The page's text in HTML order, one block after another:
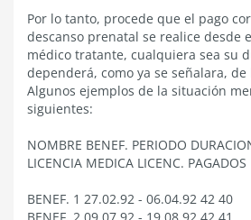
Por lo tanto, procede que el pago
descanso prenatal se realice desde
médico tratante, cualquiera sea su
dependerá, como ya se señalara,
Algunos ejemplos de la situación
siguientes:
NOMBRE BENEF. PERIODO
LICENCIA MEDICA LICENC. PAGADOS
BENEF. 1 27.02.92 - 06.04.92 42 40